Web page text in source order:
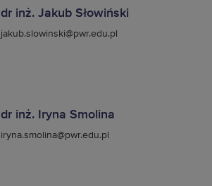
dr inż. Jakub Słowiński
jakub.slowinski@pwr.edu.pl
dr inż. Iryna Smolina
iryna.smolina@pwr.edu.pl